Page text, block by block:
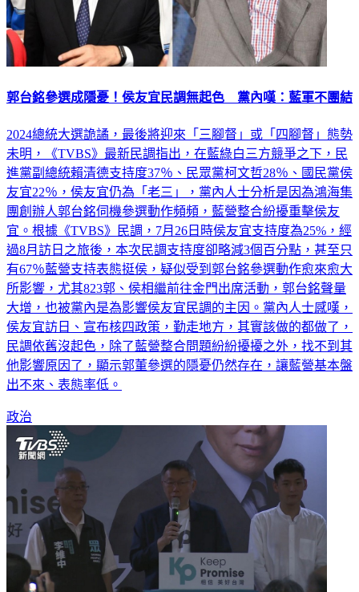
郭台銘參選成隱憂！侯友宜民調無起色 黨內嘆：藍軍不團結
2024總統大選詭譎，最後將迎來「三腳督」或「四腳督」態勢
未明，《TVBS》最新民調指出，在藍綠白三方競爭之下，民
進黨副總統賴清德支持度37％、民眾黨柯文哲28％、國民黨侯
友宜22％，侯友宜仍為「老三」，黨內人士分析是因為鴻海集
團創辦人郭台銘伺機參選動作頻頻，藍營整合紛擾重擊侯友
宜。根據《TVBS》民調，7月26日時侯友宜支持度為25%，經
過8月訪日之旅後，本次民調支持度卻略減3個百分點，甚至只
有67％藍營支持表態挺侯，疑似受到郭台銘參選動作愈來愈大
所影響，尤其823郭、侯相繼前往金門出席活動，郭台銘聲量
大增，也被黨內是為影響侯友宜民調的主因。黨內人士感嘆，
侯友宜訪日、宣布核四政策，勤走地方，其實該做的都做了，
民調依舊沒起色，除了藍營整合問題紛紛擾擾之外，找不到其
他影響原因了，顯示郭董參選的隱憂仍然存在，讓藍營基本盤
出不來、表態率低。
政治